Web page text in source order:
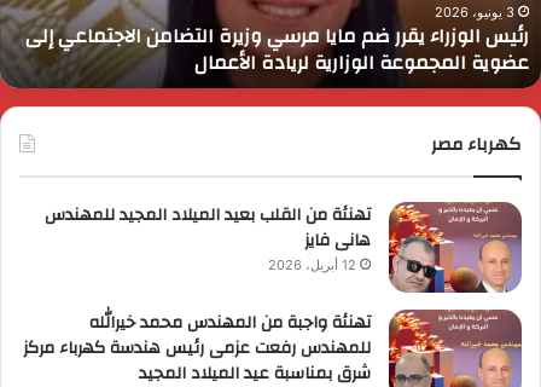
التضامن
الاجتماعي
إلى
عضوية
المجموعة
الوزارية
3 يونيو، 2026
رئيس الوزراء يقرر ضم مايا مرسي وزيرة التضامن الاجتماعي إلى
عضوية المجموعة الوزارية لريادة الأعمال
كهرباء مصر
تهنئة من القلب بعيد الميلاد المجيد للمهندس
هانى فايز
12 أبريل، 2026
تهنئة واجبة من المهندس محمد خيرالله
للمهندس رفعت عزمى رئيس هندسة كهرباء مركز
شرق بمناسبة عيد الميلاد المجيد